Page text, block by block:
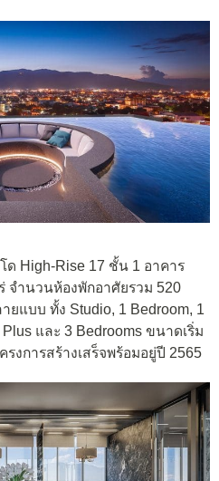
ด High-Rise 17 ชั้น 1 อาคาร
จำนวนห้องพักอาศัยรวม 520
ยแบบ ทั้ง Studio, 1 Bedroom, 1
และ 3 Bedrooms ขนาดเริ่ม
งการสร้างเสร็จพร้อมอยู่ปี 2565